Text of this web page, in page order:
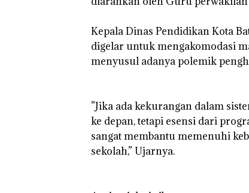
‎Kepala Dinas Pendidikan Kota
digelar untuk mengakomodasi
menyusul adanya polemik
‎”Jika ada kekurangan dalam
ke depan, tetapi esensi dari
sangat membantu memenuhi
sekolah,” Ujarnya.